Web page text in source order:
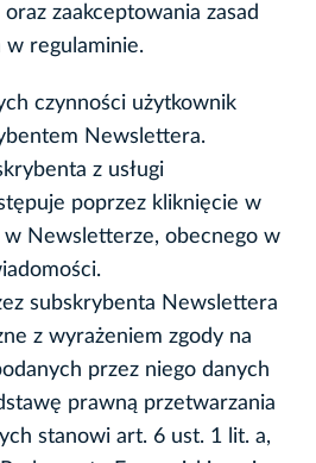
zaakceptowania zasad
w regulaminie.
czynności użytkownik
Newslettera.
z usługi
poprzez kliknięcie w
Newsletterze, obecnego w
subskrybenta Newslettera
z wyrażeniem zgody na
przez niego danych
prawną przetwarzania
stanowi art. 6 ust. 1 lit. a,